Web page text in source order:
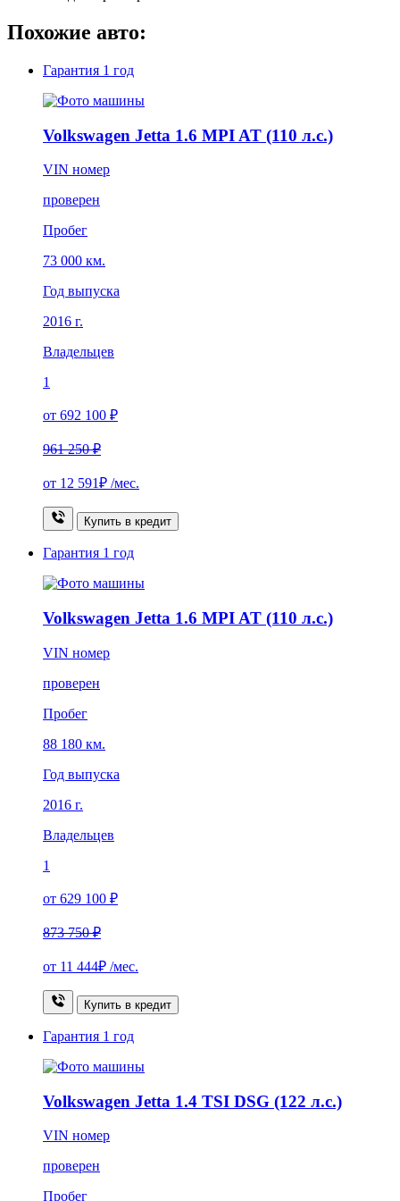
Похожие авто:
Гарантия 1 год
Volkswagen Jetta 1.6 MPI AT (110 л.с.)
VIN номер
проверен
Пробег
73 000 км.
Год выпуска
2016 г.
Владельцев
1
от 692 100 ₽
961 250 ₽
от 12 591₽ /мес.
Купить в кредит
Гарантия 1 год
Volkswagen Jetta 1.6 MPI AT (110 л.с.)
VIN номер
проверен
Пробег
88 180 км.
Год выпуска
2016 г.
Владельцев
1
от 629 100 ₽
873 750 ₽
от 11 444₽ /мес.
Купить в кредит
Гарантия 1 год
Volkswagen Jetta 1.4 TSI DSG (122 л.с.)
VIN номер
проверен
Пробег